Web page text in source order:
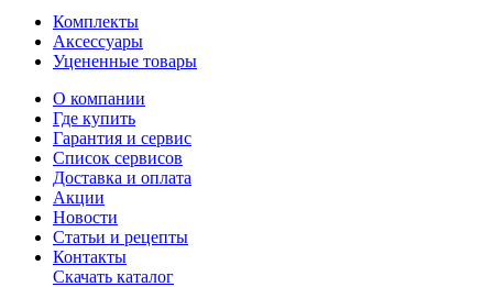
Комплекты
Аксессуары
Уцененные товары
О компании
Где купить
Гарантия и сервис
Список сервисов
Доставка и оплата
Акции
Новости
Статьи и рецепты
Контакты
Скачать каталог